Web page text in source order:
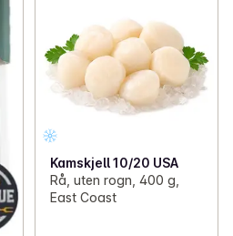
Kamskjell 10/20 USA
Rå, uten rogn, 400 g,
East Coast